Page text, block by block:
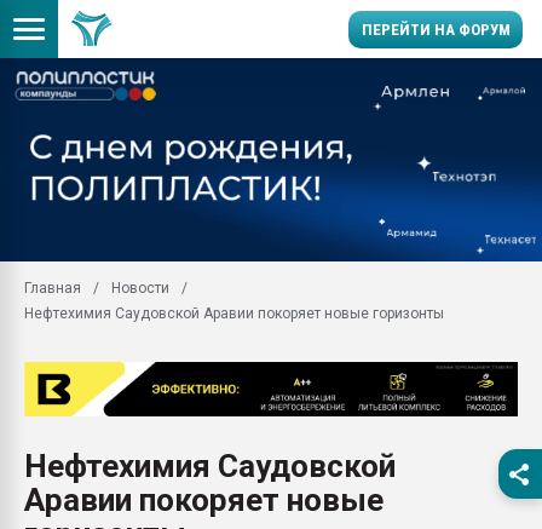
ПЕРЕЙТИ НА ФОРУМ
Вакуум-формовочные
28.07.2026
Всё, что касается
бутылок
Материал поверхности
вакуумного
Главная
Новости
Нефтехимия Саудовской Аравии покоряет новые горизонты
Нефтехимия Саудовской
Аравии покоряет новые